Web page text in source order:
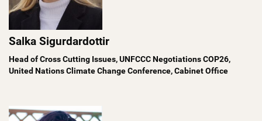
Salka Sigurdardottir
Head of Cross Cutting Issues, UNFCCC Negotiations COP26,
United Nations Climate Change Conference, Cabinet Office